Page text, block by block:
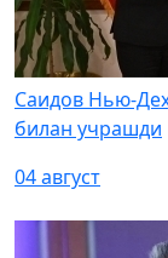
Саидов Нью-
билан учрашди
04 август